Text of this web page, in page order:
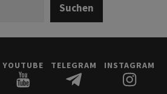
Suchen
YOUTUBE TELEGRAM INSTAGRAM